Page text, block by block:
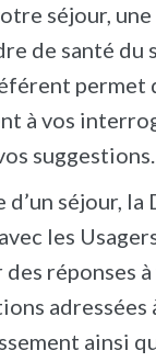
séjour,
de santé du
permet
à vos
suggestions.
d’un séjour,
les
des réponses à
adressées
ainsi